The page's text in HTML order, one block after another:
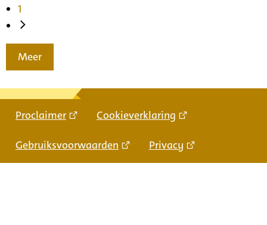
1
Meer
Proclaimer Cookieverklaring
Gebruiksvoorwaarden Privacy